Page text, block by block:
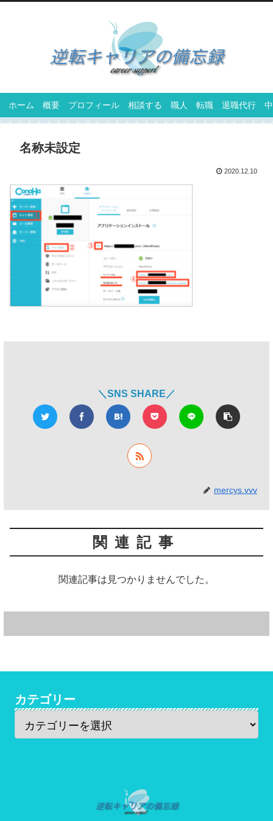
ホーム 概要 プロフィール 相談する 職人 転職 退職代行
名称未設定
2020.12.10
＼SNS SHARE／
mercys.vvv
関連記事
関連記事は見つかりませんでした。
カテゴリー